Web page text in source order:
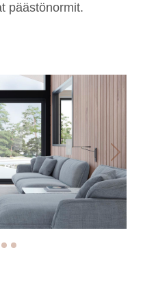
päästönormit.
Next